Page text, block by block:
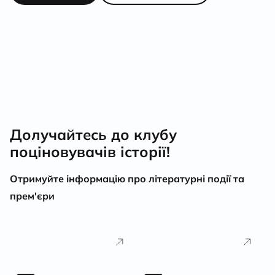
Долучайтесь до клубу
поціновувачів історії!
Отримуйте інформацію про літературні події та
прем'єри